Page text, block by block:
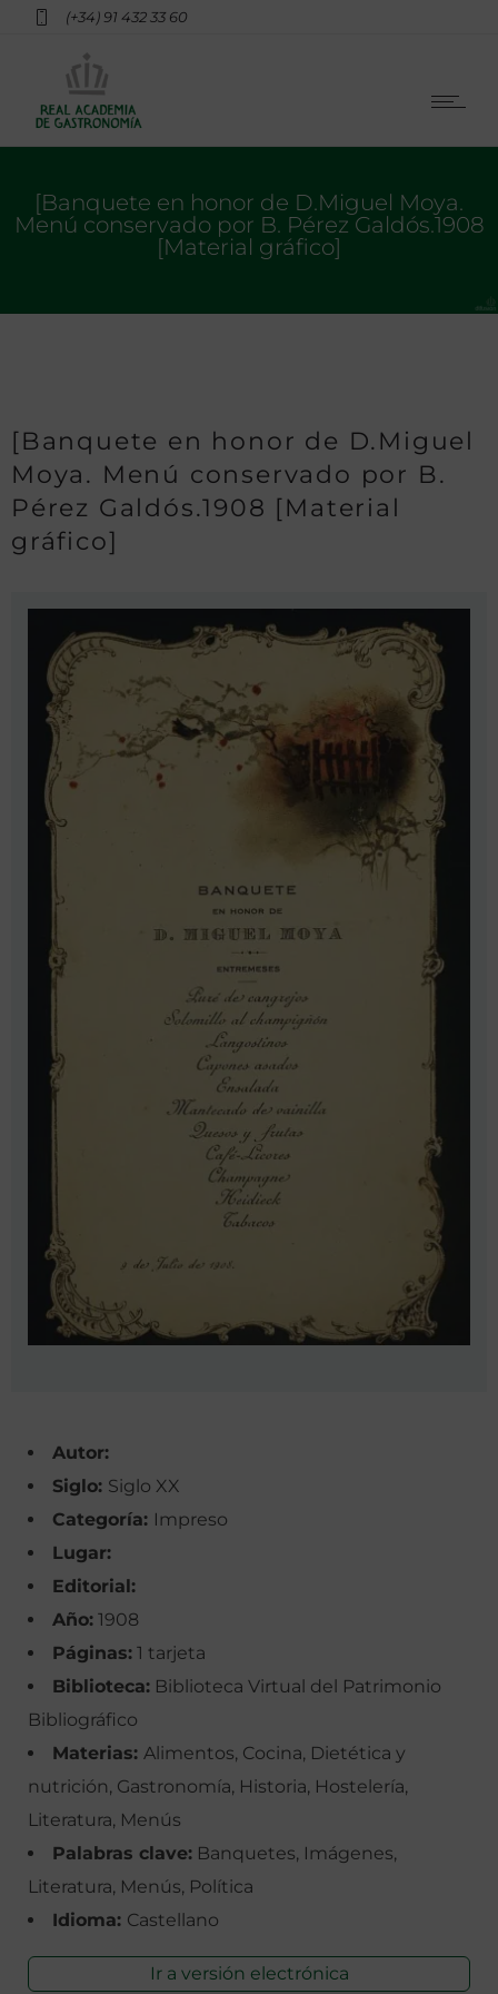
(+34) 91 432 33 60
[Banquete en honor de D.Miguel Moya.
Menú conservado por B. Pérez Galdós.1908
[Material gráfico]
[Banquete en honor de D.Miguel
Moya. Menú conservado por B.
Pérez Galdós.1908 [Material
gráfico]
Autor:
Siglo: Siglo XX
Categoría: Impreso
Lugar:
Editorial:
Año: 1908
Páginas: 1 tarjeta
Biblioteca: Biblioteca Virtual del Patrimonio
Bibliográfico
Materias: Alimentos, Cocina, Dietética y
nutrición, Gastronomía, Historia, Hostelería,
Literatura, Menús
Palabras clave: Banquetes, Imágenes,
Literatura, Menús, Política
Idioma: Castellano
Ir a versión electrónica